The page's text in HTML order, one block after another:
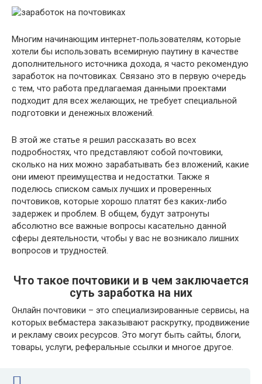
Многим начинающим интернет-пользователям, которые
хотели бы использовать всемирную паутину в качестве
дополнительного источника дохода, я часто рекомендую
заработок на почтовиках. Связано это в первую очередь
с тем, что работа предлагаемая данными проектами
подходит для всех желающих, не требует специальной
подготовки и денежных вложений.
В этой же статье я решил рассказать во всех
подробностях, что представляют собой почтовики,
сколько на них можно зарабатывать без вложений, какие
они имеют преимущества и недостатки. Также я
поделюсь списком самых лучших и проверенных
почтовиков, которые хорошо платят без каких-либо
задержек и проблем. В общем, будут затронуты
абсолютно все важные вопросы касательно данной
сферы деятельности, чтобы у вас не возникало лишних
вопросов и трудностей.
Что такое почтовики и в чем заключается
суть заработка на них
Онлайн почтовики – это специализированные сервисы, на
которых вебмастера заказывают раскрутку, продвижение
и рекламу своих ресурсов. Это могут быть сайты, блоги,
товары, услуги, реферальные ссылки и многое другое.